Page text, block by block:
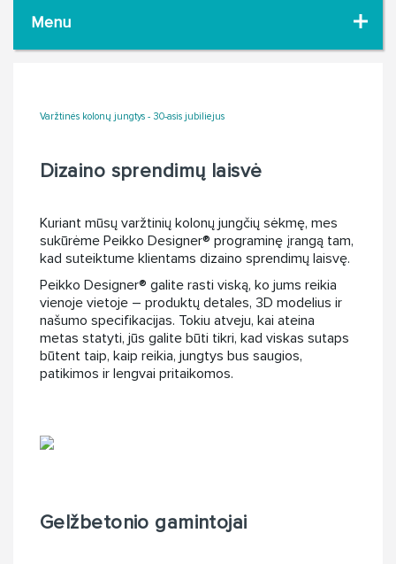
Menu
Varžtinės kolonų jungtys - 30-asis jubiliejus
Dizaino sprendimų laisvė
Kuriant mūsų varžtinių kolonų jungčių sėkmę, mes
sukūrėme Peikko Designer® programinę įrangą tam,
kad suteiktume klientams dizaino sprendimų laisvę.
Peikko Designer® galite rasti viską, ko jums reikia
vienoje vietoje – produktų detales, 3D modelius ir
našumo specifikacijas. Tokiu atveju, kai ateina
metas statyti, jūs galite būti tikri, kad viskas sutaps
būtent taip, kaip reikia, jungtys bus saugios,
patikimos ir lengvai pritaikomos.
Gelžbetonio gamintojai